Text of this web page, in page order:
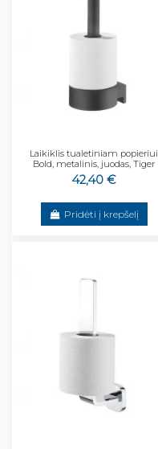
Laikiklis tualetiniam popieriui
Bold, metalinis, juodas, Tiger
42,40 €
Pridėti į krepšelį